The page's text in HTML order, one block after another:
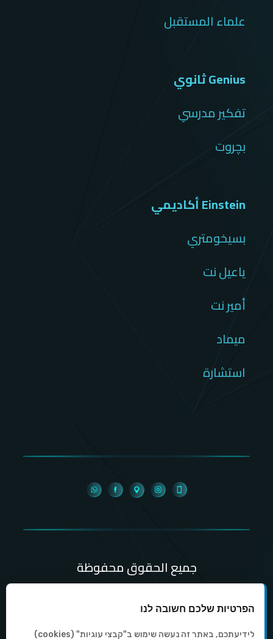
علماء المستقبل
Genius ثانوي
تفكير مدرسي
بچروت
Einstein أكاديمي
بسيخومتري
ياعيل نت
أمير نت
ميماد
استشارة
جميع الحقوق محفوظة
التصفح بالموقع وفقاَ لشروط الخدمة
Copyright © All Rights Reserved By
הפרטיות שלכם חשובה לנו
לידיעתכם, באתר זה נעשה שימוש ב"קבצי עוגיות" (cookies)